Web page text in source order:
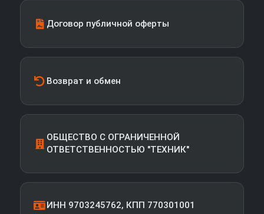
Договор публичной оферты
Возврат и обмен
ОБЩЕСТВО С ОГРАНИЧЕННОЙ
ОТВЕТСТВЕННОСТЬЮ "ТЕХНИК"
ИНН 9703245762, КПП 770301001